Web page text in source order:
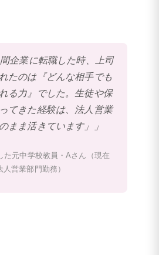
間企業に転職した時、上司
たのは『どんな相手でも
る力』でした。生徒や保
てきた経験は、法人営業
まま活きています」」
元中学校教員・Aさん（現在
営業部門勤務）